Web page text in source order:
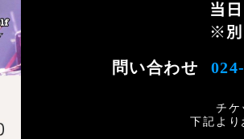
当
※別
問い合わせ
チケ
下記より